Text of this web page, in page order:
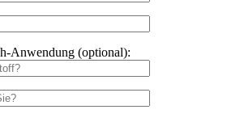
Anwendung (optional):